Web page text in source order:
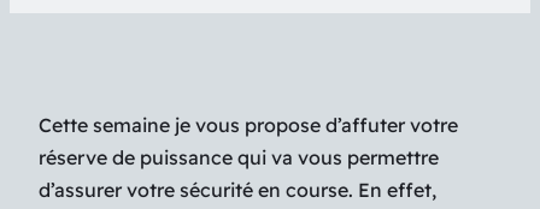
Cette semaine je vous propose d’affuter votre
réserve de puissance qui va vous permettre
d’assurer votre sécurité en course. En effet,